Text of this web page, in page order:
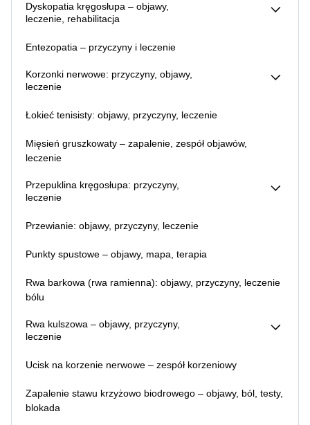
Ból więzadła biodrowo lędźwiowego – objawy, przyczyny,
leczenie
Dyskopatia kręgosłupa – objawy,
leczenie, rehabilitacja
leczenie, rehabilitacja
Entezopatia – przyczyny i leczenie
Korzonki nerwowe: przyczyny, objawy,
leczenie
leczenie bólu
Łokieć tenisisty: objawy, przyczyny, leczenie
Mięsień gruszkowaty – zapalenie, zespół objawów,
leczenie
Przepuklina kręgosłupa: przyczyny,
leczenie
Sekwestracja krążka międzykręgowego (dysku)
Przewianie: objawy, przyczyny, leczenie
Punkty spustowe – objawy, mapa, terapia
Rwa barkowa (rwa ramienna): objawy, przyczyny, leczenie
bólu
Rwa kulszowa – objawy, przyczyny,
leczenie
Rwa kulszowa – jak sobie radzić w domu?
Rwa kulszowa – jakie badania?
Rwa kulszowa – rehabilitacja i fizjoterapia
Ucisk na korzenie nerwowe – zespół korzeniowy
Zapalenie stawu krzyżowo biodrowego – objawy, ból, testy,
blokada